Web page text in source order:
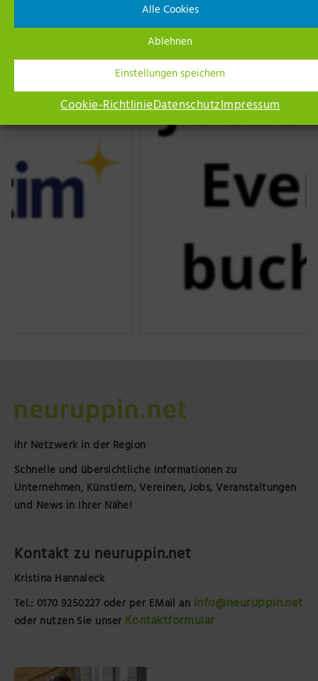
Alle Cookies
Ablehnen
Einstellungen speichern
Cookie-RichtlinieDatenschutzImpressum
Event Empfehlungen
Ihr Netzwerk in der Region
Schnelle und übersichtliche Informationen zu
Unternehmen, Künstlern, Vereinen, Jobs, Veranstaltungen
und News in Ihrer Nähe!
Kontakt zu neuruppin.net
Kristina Hannaleck
Tel.: 0170 9250227 oder per EMail an info@neuruppin.net
oder nutzen Sie unser Kontaktformular